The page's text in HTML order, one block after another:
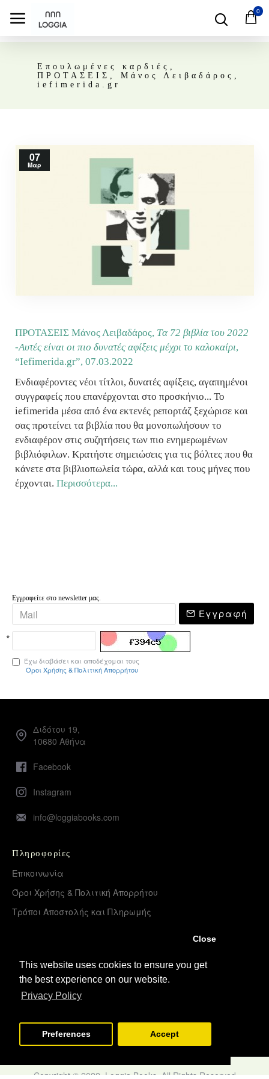
This website uses cookies to ensure you get
the best experience on our website.
Privacy Policy
Close
Preferences Accept
0
Επουλωμένες καρδιές,
ΠΡΟΤΑΣΕΙΣ, Μάνος Λειβαδάρος,
iefimerida.gr
07
Μαρ
ΠΡΟΤΑΣΕΙΣ Μάνος Λειβαδάρος, Tα 72 βιβλία του 2022
-Αυτές είναι οι πιο δυνατές αφίξεις μέχρι το καλοκαίρι,
“Ιefimerida.gr”, 07.03.2022
Ενδιαφέροντες νέοι τίτλοι, δυνατές αφίξεις, αγαπημένοι
συγγραφείς που επανέρχονται στο προσκήνιο... Το
iefimerida μέσα από ένα εκτενές ρεπορτάζ ξεχώρισε και
σας προτείνει τα βιβλία που θα μονοπωλήσουν το
ενδιαφέρον στις συζητήσεις των πιο ενημερωμένων
βιβλιόφιλων. Κρατήστε σημειώσεις για τις βόλτες που θα
κάνετε στα βιβλιοπωλεία τώρα, αλλά και τους μήνες που
έρχονται. Περισσότερα...
Εγγραφείτε στο newsletter μας.
Εγγραφή
Έχω διαβάσει και αποδέχομαι τους
Όροι Χρήσης & Πολιτική Απορρήτου
Διδότου 19,
10680 Αθήνα
Facebook
Instagram
info@loggiabooks.com
Πληροφορίες
Επικοινωνία
Όροι Χρήσης & Πολιτική Απορρήτου
Τρόποι Αποστολής και Πληρωμής
Λογαριασμός
Εγγραφή
Copyright © 2022, Loggia Books, All Rights Reserved